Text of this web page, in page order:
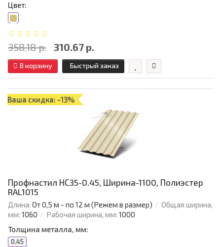
Цвет:
358.18 р. 310.67 р.
В корзину Быстрый заказ
Ваша скидка: -13%
Профнастил НС35-0.45, Ширина-1100, Полиэстер
RAL1015
Длина: От 0,5 м - по 12 м (Режем в размер)
Общая ширина,
мм: 1060 Рабочая ширина, мм: 1000
Толщина металла, мм:
0.45